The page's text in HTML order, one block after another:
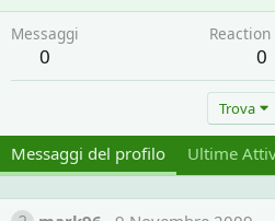
Messaggi
0 0
Trova
Messaggi del profilo Ultime